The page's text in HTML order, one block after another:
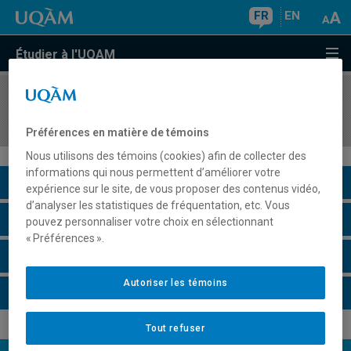
FR EN
Étudier à l'UQAM
COURS//
Description du cours
Horaire - Été 2026
Préférences en matière de témoins
Nous utilisons des témoins (cookies) afin de collecter des
informations qui nous permettent d’améliorer votre
expérience sur le site, de vous proposer des contenus vidéo,
d’analyser les statistiques de fréquentation, etc. Vous
pouvez personnaliser votre choix en sélectionnant
« Préférences ».
Tout refuser
Autoriser les témoins